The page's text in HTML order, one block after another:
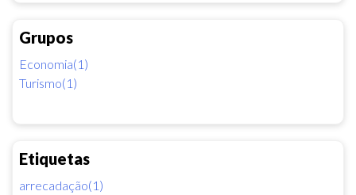
Grupos
Economia(1)
Turismo(1)
Etiquetas
arrecadação(1)